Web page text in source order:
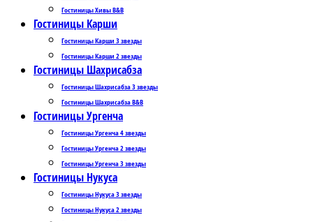
Гостиницы Хивы B&B
Гостиницы Карши
Гостиницы Карши 3 звезды
Гостиницы Карши 2 звезды
Гостиницы Шахрисабза
Гостиницы Шахрисабза 3 звезды
Гостиницы Шахрисабза B&B
Гостиницы Ургенча
Гостиницы Ургенча 4 звезды
Гостиницы Ургенча 2 звезды
Гостиницы Ургенча 3 звезды
Гостиницы Нукуса
Гостиницы Нукуса 3 звезды
Гостиницы Нукуса 2 звезды